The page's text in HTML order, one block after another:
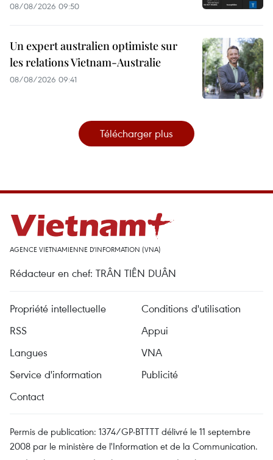
08/08/2026 09:50
Un expert australien optimiste sur
les relations Vietnam-Australie
08/08/2026 09:41
Télécharger plus
AGENCE VIETNAMIENNE D'INFORMATION (VNA)
Rédacteur en chef: TRÂN TIÊN DUÂN
Propriété intellectuelle
Conditions d'utilisation
RSS
Appui
Langues
VNA
Service d'information
Publicité
Contact
Permis de publication: 1374/GP-BTTTT délivré le 11 septembre
2008 par le ministère de l'Information et de la Communication.